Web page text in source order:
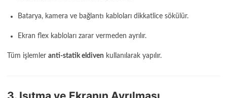
Batarya, kamera ve bağlantı kabloları dikkatlice sökülür.
Ekran flex kabloları zarar vermeden ayrılır.
Tüm işlemler anti-statik eldiven kullanılarak yapılır.
3. Isıtma ve Ekranın Ayrılması